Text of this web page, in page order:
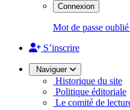
Connexion
Mot de passe
S’inscrire
Naviguer
Historique du site
Politique éditoriale
Le comité de